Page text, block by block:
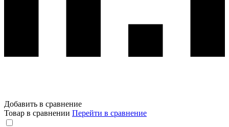
Добавить в сравнение
Товар в сравнении Перейти в сравнение